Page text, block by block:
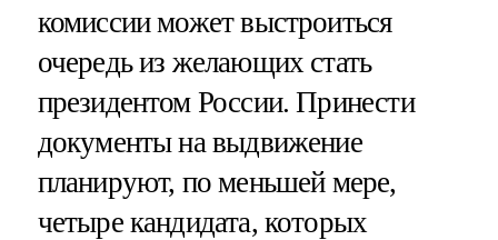
комиссии может выстроиться
очередь из желающих стать
президентом России. Принести
документы на выдвижение
планируют, по меньшей мере,
четыре кандидата, которых